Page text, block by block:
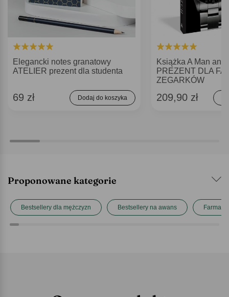
Elegancki notes granatowy
ATELIER prezent dla studenta
69 zł Dodaj do koszyka
Książka A Man and
PREZENT DLA
ZEGARKÓW
209,90 zł
Proponowane kategorie
Bestsellery dla mężczyzn Bestsellery na awans